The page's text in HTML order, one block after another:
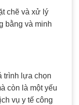
chẽ và xử lý
bằng và minh
trình lựa chọn
còn là một yếu
vụ y tế công